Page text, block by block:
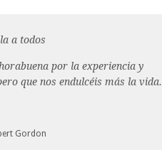
a todos
por la experiencia y
que nos endulcéis más la vida.
Gordon